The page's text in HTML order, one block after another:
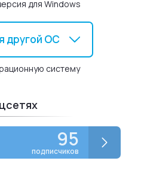
голосовые сообщения или
сможете просмотреть или
Для этого достаточно
настройках.
для Windows
другой ОС
систему
95
подписчиков